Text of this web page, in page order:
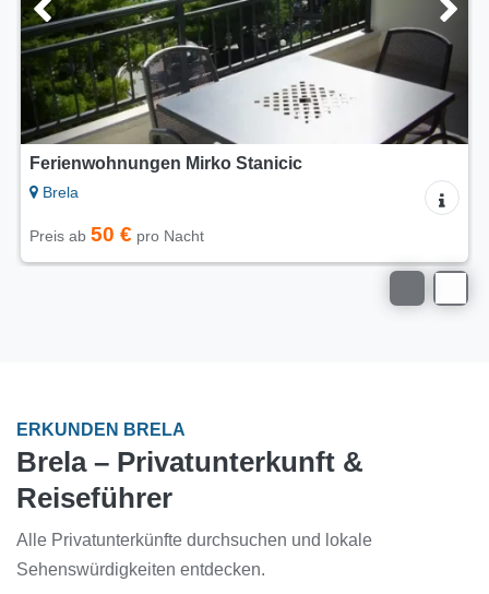
Mirko Stanicic
Nacht
ERKUNDEN BRELA
Brela – Privatunterkunft &
Reiseführer
Alle Privatunterkünfte durchsuchen und lokale
Sehenswürdigkeiten entdecken.